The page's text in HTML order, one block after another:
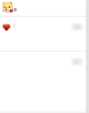
。
40
1
41